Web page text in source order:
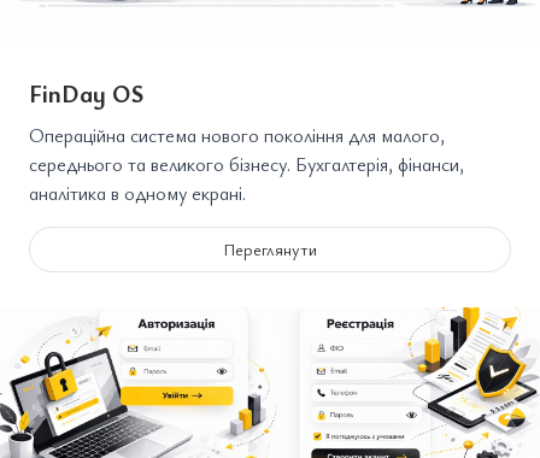
FinDay OS
Операційна система нового покоління для малого,
середнього та великого бізнесу. Бухгалтерія, фінанси,
аналітика в одному екрані.
Переглянути